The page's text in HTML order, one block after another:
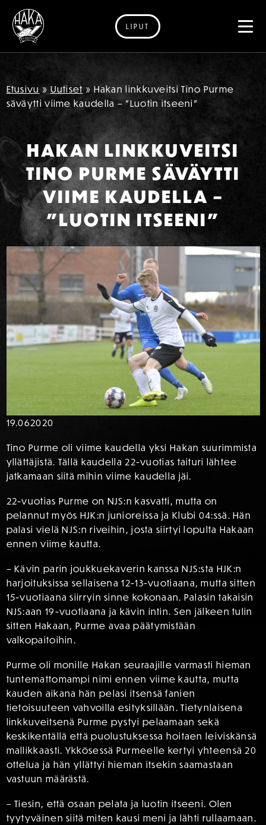
Siirry sisältöön
LIPUT
Etusivu » Uutiset » Hakan linkkuveitsi Tino Purme
säväytti viime kaudella – ”Luotin itseeni”
HAKAN LINKKUVEITSI
TINO PURME SÄVÄYTTI
VIIME KAUDELLA –
”LUOTIN ITSEENI”
19.062020
Tino Purme oli viime kaudella yksi Hakan suurimmista
yllättäjistä. Tällä kaudella 22-vuotias taituri lähtee
jatkamaan siitä mihin viime kaudella jäi.
22-vuotias Purme on NJS:n kasvatti, mutta on
pelannut myös HJK:n junioreissa ja Klubi 04:ssä. Hän
palasi vielä NJS:n riveihin, josta siirtyi lopulta Hakaan
ennen viime kautta.
– Kävin parin joukkuekaverin kanssa NJS:sta HJK:n
harjoituksissa sellaisena 12-13-vuotiaana, mutta sitten
15-vuotiaana siirryin sinne kokonaan. Palasin takaisin
NJS:aan 19-vuotiaana ja kävin intin. Sen jälkeen tulin
sitten Hakaan, Purme avaa päätymistään
valkopaitoihin.
Purme oli monille Hakan seuraajille varmasti hieman
tuntemattomampi nimi ennen viime kautta, mutta
kauden aikana hän pelasi itsensä fanien
tietoisuuteen vahvoilla esityksillään. Tietynlaisena
linkkuveitsenä Purme pystyi pelaamaan sekä
keskikentällä että puolustuksessa hoitaen leiviskänsä
mallikkaasti. Ykkösessä Purmeelle kertyi yhteensä 20
ottelua ja hän yllättyi hieman itsekin saamastaan
vastuun määrästä.
– Tiesin, että osaan pelata ja luotin itseeni. Olen
tyytyväinen siitä miten kausi meni ja lähti rullaamaan.